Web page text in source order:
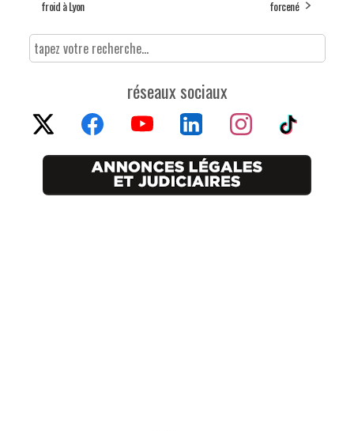
froid à Lyon forcené
réseaux sociaux